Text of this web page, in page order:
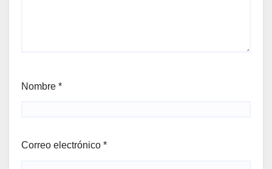
Nombre *
Correo electrónico *